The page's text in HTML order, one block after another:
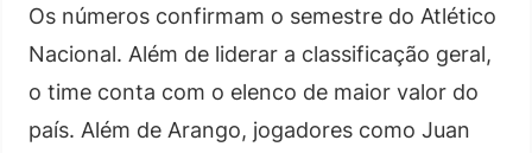
Os números confirmam o semestre do Atlético
Nacional. Além de liderar a classificação geral,
o time conta com o elenco de maior valor do
país. Além de Arango, jogadores como Juan